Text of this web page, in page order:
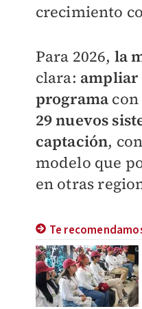
crecimiento
Para 2026, la
clara: ampliar
programa
29 nuevos
captación,
modelo que
en otras
Te